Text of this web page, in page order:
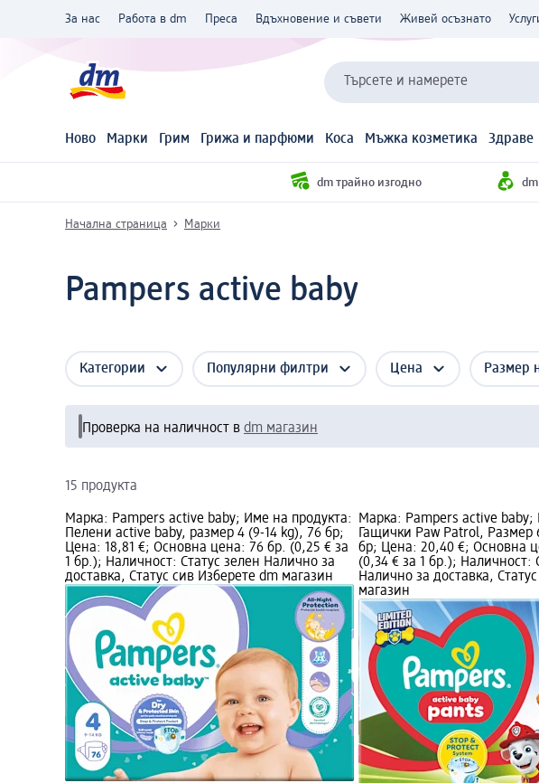
За нас Работа в dm Преса Вдъхновение и съвети Живей осъзнато
Търсете и намерете
Ново Марки Грим Грижа и парфюми Коса Мъжка козметика Здраве
dm трайно изгодно
Начална страница Марки
Pampers active baby
Категории Популярни филтри Цена Размер
Проверка на наличност в dm магазин
15 продукта
Марка: Pampers active baby; Име на продукта:
Пелени active baby, размер 4 (9-14 kg), 76 бр;
Цена: 18,81 €; Основна цена: 76 бр. (0,25 € за
1 бр.); Наличност: Статус зелен Налично за
доставка, Статус сив Изберете dm магазин
Марка: Pampers active baby;
Гащички Paw Patrol, Размер
бр; Цена: 20,40 €; Основна
(0,34 € за 1 бр.); Наличност:
Налично за доставка,
магазин